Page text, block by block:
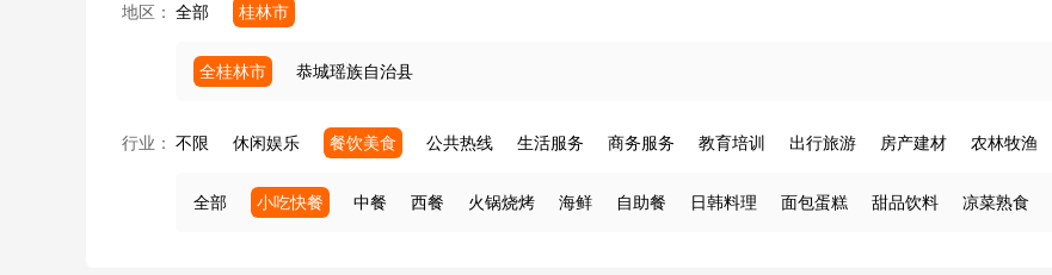
地区： 全部 桂林市
全桂林市 恭城瑶族自治县
行业： 不限 休闲娱乐 餐饮美食 公共热线 生活服务 商务服务 教育培训 出行旅游 房产建材 农林牧渔
全部 小吃快餐 中餐 西餐 火锅烧烤 海鲜 自助餐 日韩料理 面包蛋糕 甜品饮料 凉菜熟食